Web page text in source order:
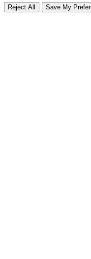
Reject All Save My